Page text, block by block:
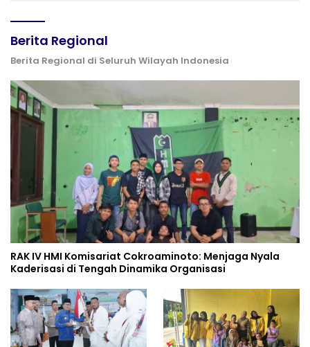
Berita Regional
Berita Regional di Seluruh Wilayah Indonesia
RAK IV HMI Komisariat Cokroaminoto: Menjaga Nyala
Kaderisasi di Tengah Dinamika Organisasi